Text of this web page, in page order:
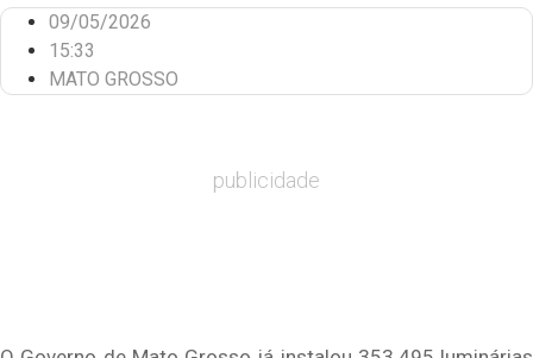
09/05/2026
15:33
MATO GROSSO
publicidade